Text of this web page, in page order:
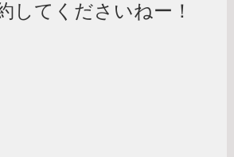
してくださいねー！